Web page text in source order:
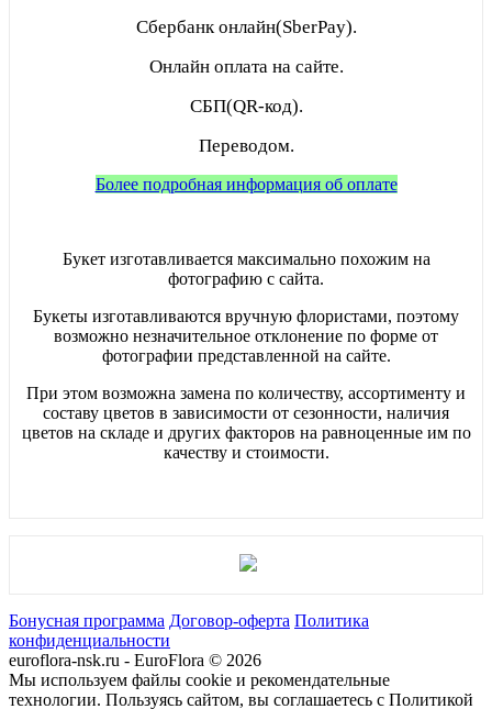
Сбербанк онлайн(SberPay).
Онлайн оплата на сайте.
СБП(QR-код).
Переводом.
Более подробная информация об оплате
Букет изготавливается максимально похожим на
фотографию с сайта.
Букеты изготавливаются вручную флористами, поэтому
возможно незначительное отклонение по форме от
фотографии представленной на сайте.
При этом возможна замена по количеству, ассортименту и
составу цветов в зависимости от сезонности, наличия
цветов на складе и других факторов на равноценные им по
качеству и стоимости.
Бонусная программа Договор-оферта Политика
конфиденциальности
euroflora-nsk.ru - EuroFlora © 2026
Мы используем файлы cookie и рекомендательные
технологии. Пользуясь сайтом, вы соглашаетесь с Политикой